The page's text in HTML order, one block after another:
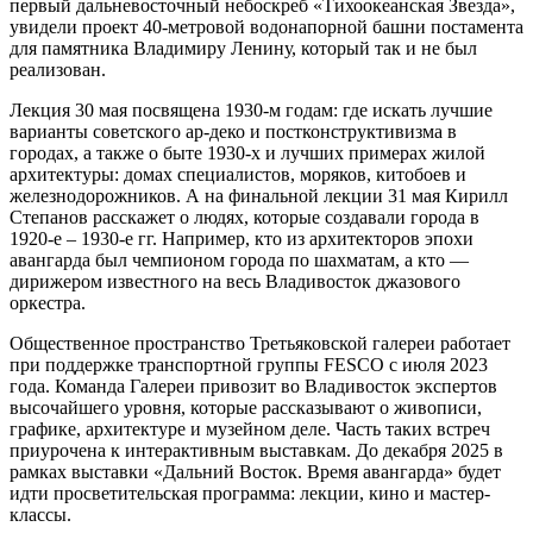
первый дальневосточный небоскреб «Тихоокеанская Звезда»,
увидели проект 40-метровой водонапорной башни постамента
для памятника Владимиру Ленину, который так и не был
реализован.
Лекция 30 мая посвящена 1930-м годам: где искать лучшие
варианты советского ар-деко и постконструктивизма в
городах, а также о быте 1930-х и лучших примерах жилой
архитектуры: домах специалистов, моряков, китобоев и
железнодорожников. А на финальной лекции 31 мая Кирилл
Степанов расскажет о людях, которые создавали города в
1920-е – 1930-е гг. Например, кто из архитекторов эпохи
авангарда был чемпионом города по шахматам, а кто —
дирижером известного на весь Владивосток джазового
оркестра.
Общественное пространство Третьяковской галереи работает
при поддержке транспортной группы FESCO с июля 2023
года. Команда Галереи привозит во Владивосток экспертов
высочайшего уровня, которые рассказывают о живописи,
графике, архитектуре и музейном деле. Часть таких встреч
приурочена к интерактивным выставкам. До декабря 2025 в
рамках выставки «Дальний Восток. Время авангарда» будет
идти просветительская программа: лекции, кино и мастер-
классы.